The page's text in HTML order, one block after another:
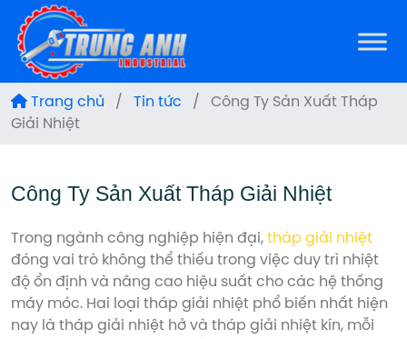
Trang chủ / Tin tức / Công Ty Sản Xuất Tháp
Giải Nhiệt
Công Ty Sản Xuất Tháp Giải Nhiệt
Trong ngành công nghiệp hiện đại, tháp giải nhiệt
đóng vai trò không thể thiếu trong việc duy trì nhiệt
độ ổn định và nâng cao hiệu suất cho các hệ thống
máy móc. Hai loại tháp giải nhiệt phổ biến nhất hiện
nay là tháp giải nhiệt hở và tháp giải nhiệt kín, mỗi